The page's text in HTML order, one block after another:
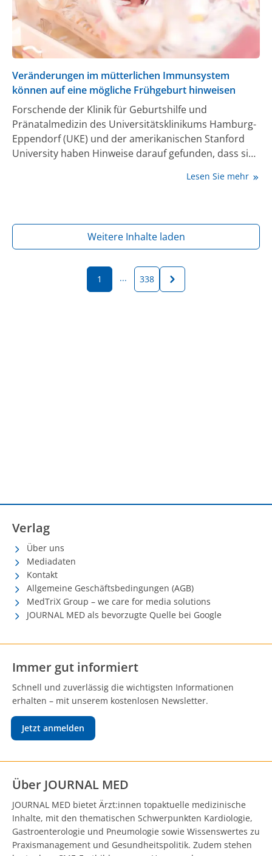
Veränderungen im mütterlichen Immunsystem
können auf eine mögliche Frühgeburt hinweisen
Forschende der Klinik für Geburtshilfe und
Pränatalmedizin des Universitätsklinikums Hamburg-
Eppendorf (UKE) und der amerikanischen Stanford
University haben Hinweise darauf gefunden, dass sich
vor ihrem Auftreten im Immunsystem der Mutter
spontaner Frühgeburten und wurde jetzt in der
Zeitschrift Nature Communications veröffentlicht [1].
Lesen Sie mehr
Weitere Inhalte laden
1 ... 338
Verlag
Über uns
Mediadaten
Kontakt
Allgemeine Geschäftsbedingungen (AGB)
MedTriX Group – we care for media solutions
JOURNAL MED als bevorzugte Quelle bei Google
Immer gut informiert
Schnell und zuverlässig die wichtigsten Informationen
erhalten – mit unserem kostenlosen Newsletter.
Jetzt anmelden
Über JOURNAL MED
JOURNAL MED bietet Ärzt:innen topaktuelle medizinische
Inhalte, mit den thematischen Schwerpunkten Kardiologie,
Gastroenterologie und Pneumologie sowie Wissenswertes zu
Praxismanagement und Gesundheitspolitik. Zudem stehen